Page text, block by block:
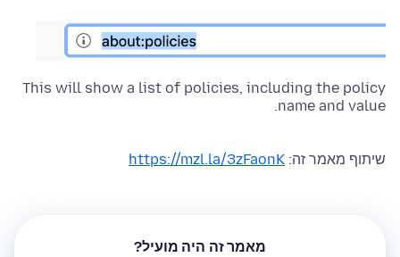
This will show a list of policies, including the policy
name and value.
שיתוף מאמר זה: https://mzl.la/3zFaonK
מאמר זה היה מועיל?